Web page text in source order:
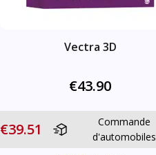
Vectra 3D
€43.90
€39.51
Commande
d'automobiles